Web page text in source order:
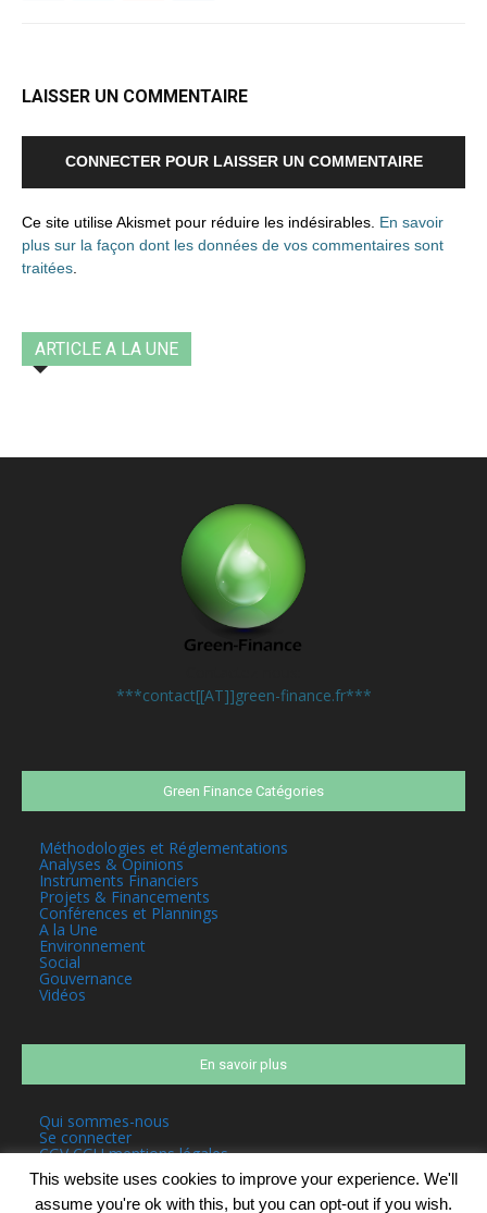
LAISSER UN COMMENTAIRE
CONNECTER POUR LAISSER UN COMMENTAIRE
Ce site utilise Akismet pour réduire les indésirables. En savoir
plus sur la façon dont les données de vos commentaires sont
traitées
ARTICLE A LA UNE
***contact[[AT]]green-finance.fr***
Green Finance Catégories
Méthodologies et Réglementations
Analyses & Opinions
Instruments Financiers
Projets & Financements
Conférences et Plannings
A la Une
Environnement
Social
Gouvernance
Vidéos
En savoir plus
Qui sommes-nous
Se connecter
CGV CGU mentions légales
This website uses cookies to improve your experience. We'll
assume you're ok with this, but you can opt-out if you wish.